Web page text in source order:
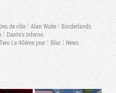
de rôle Alan Wake
Borderlands
Dante's Inferno
Le 40ème jour Blur News